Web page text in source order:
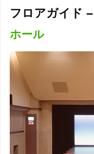
フロアガイド
ホール